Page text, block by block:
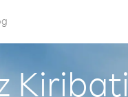
Kiribati